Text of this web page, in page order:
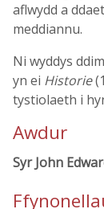
aflwydd a
meddiannu.
Ni wyddys
yn ei Historie
tystiolaeth i
Awdur
Syr John